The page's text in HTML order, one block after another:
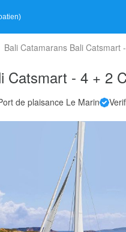
Bali Catamarans Bali Catsmart
Catsmart - 4 + 2
de plaisance Le Marin